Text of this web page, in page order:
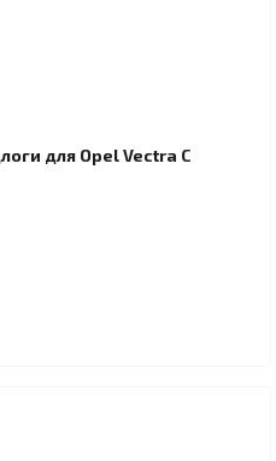
для Opel Vectra C